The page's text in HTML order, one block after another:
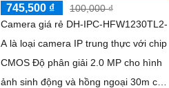
745,500 ₫
100,000 ₫
Camera giá rẻ DH-IPC-HFW1230TL2-
A là loại camera IP trung thực với chip
CMOS Độ phân giải 2.0 MP cho hình
ảnh sinh động và hồng ngoại 30m cho